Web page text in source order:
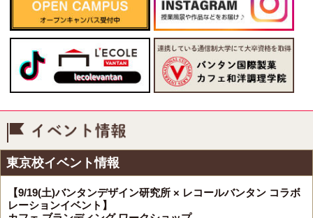
東京校イベント情報
【9/19(土)バンタンデザイン研究所 × レコールバンタン コラボ
レーションイベント】